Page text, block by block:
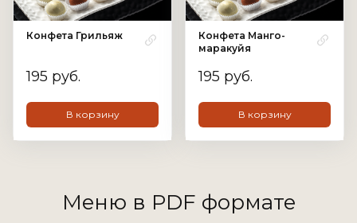
Конфета Грильяж
195 руб.
В корзину
Конфета Манго-
маракуйя
195 руб.
В корзину
Меню в PDF формате